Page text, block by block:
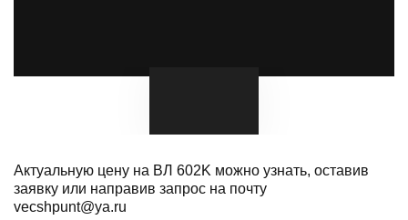
Актуальную цену на ВЛ 602K можно узнать, оставив
заявку или направив запрос на почту
vecshpunt@ya.ru